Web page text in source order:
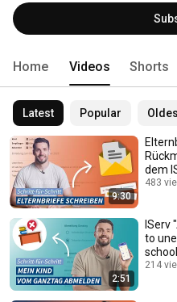
Home Videos Shorts
Latest Popular
9:30
dem
483
2:51
IServ
to
214